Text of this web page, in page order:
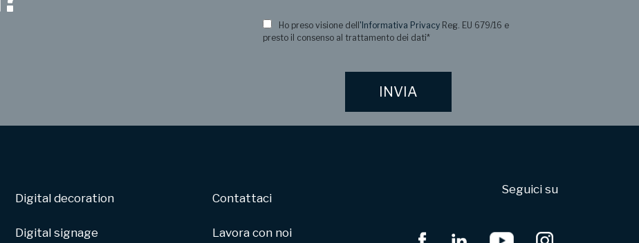
Ho preso visione dell 'Informativa PrivacyReg. EU 679/16 e
presto il consenso al trattamento dei dati*
Digital decoration
Digital signage
Contattaci
Lavora con noi
Seguici su